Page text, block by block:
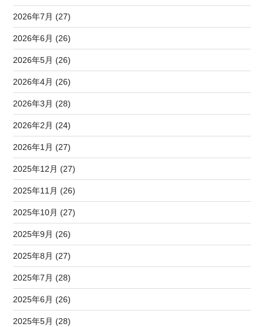
2026年7月 (27)
2026年6月 (26)
2026年5月 (26)
2026年4月 (26)
2026年3月 (28)
2026年2月 (24)
2026年1月 (27)
2025年12月 (27)
2025年11月 (26)
2025年10月 (27)
2025年9月 (26)
2025年8月 (27)
2025年7月 (28)
2025年6月 (26)
2025年5月 (28)